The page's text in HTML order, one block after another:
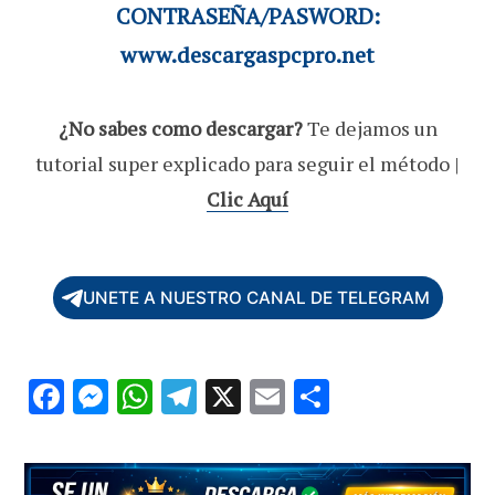
CONTRASEÑA/PASWORD:
www.descargaspcpro.net
¿No sabes como descargar?Te dejamos un
tutorial super explicado para seguir el método |
Clic Aquí
UNETE A NUESTRO CANAL DE TELEGRAM
F
e
M
se
W
at
T
e
X E
ai m